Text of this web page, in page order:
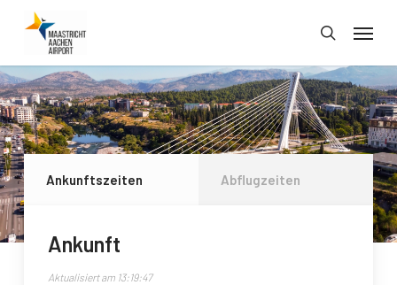
main
content
search
Menu
Ankunftszeiten Abflugzeiten
Ankunft
Aktualisiert am 13:19:47